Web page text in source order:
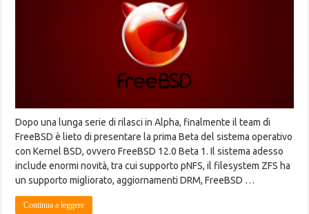
Dopo una lunga serie di rilasci in Alpha, finalmente il team di
FreeBSD è lieto di presentare la prima Beta del sistema operativo
con Kernel BSD, ovvero FreeBSD 12.0 Beta 1. Il sistema adesso
include enormi novità, tra cui supporto pNFS, il filesystem ZFS ha
un supporto migliorato, aggiornamenti DRM, FreeBSD …
Continua a leggere